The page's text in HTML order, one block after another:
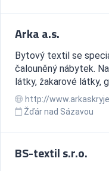
Arka a.s.
Bytový textil se
čalouněný nábytek.
látky, žakarové látky,
http://
Žďár nad Sázavou
BS-textil s.r.o.